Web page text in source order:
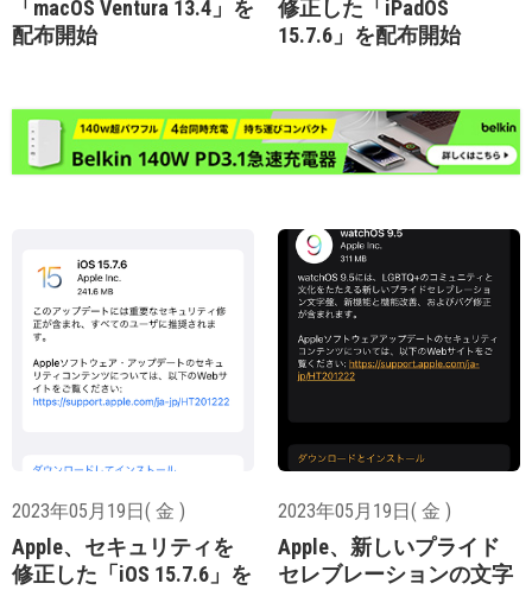
「macOS Ventura 13.4」を
配布開始
修正した「iPadOS
15.7.6」を配布開始
2023年05月19日( 金 )
Apple、セキュリティを
修正した「iOS 15.7.6」を
2023年05月19日( 金 )
Apple、新しいプライド
セレブレーションの文字